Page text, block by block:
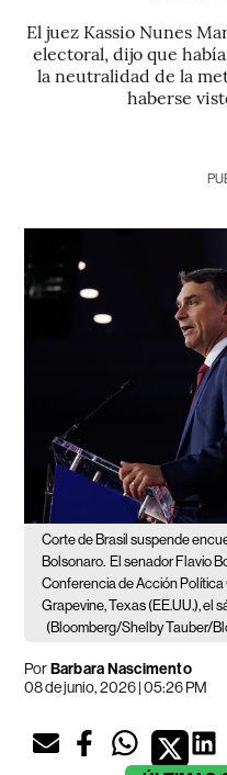
El juez Kassio Nunes
electoral, dijo que
la neutralidad de la
haberse
Corte de Brasil suspende
Bolsonaro. El senador Flavio
Conferencia de Acción
Grapevine, Texas (EE.UU.), el
(Bloomberg/Shelby Tauber/
PorBarbara Nascimento
08 de junio, 2026 | 05:26 PM